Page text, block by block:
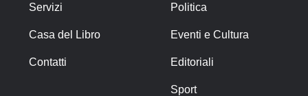
Servizi
Casa del Libro
Contatti
Politica
Eventi e Cultura
Editoriali
Sport